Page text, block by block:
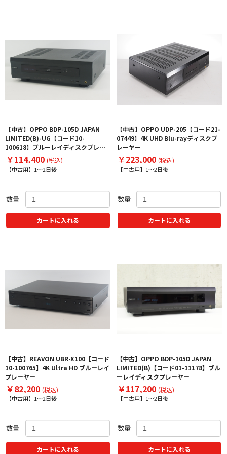
【中古】OPPO BDP-105D JAPAN
LIMITED(B)-UG【コード10-
100618】ブルーレイディスクプレー
ヤー
￥114,400 (税込)
【中古用】1～2日後
数量
カートに入れる
【中古】OPPO UDP-205【コード21-
07449】4K UHD Blu-rayディスクプ
レーヤー
￥223,000 (税込)
【中古用】1～2日後
数量
カートに入れる
【中古】REAVON UBR-X100【コード
10-100765】4K Ultra HD ブルーレイ
プレーヤー
￥82,200 (税込)
【中古用】1～2日後
数量
カートに入れる
【中古】OPPO BDP-105D JAPAN
LIMITED(B)【コード01-11178】ブル
ーレイディスクプレーヤー
￥117,200 (税込)
【中古用】1～2日後
数量
カートに入れる